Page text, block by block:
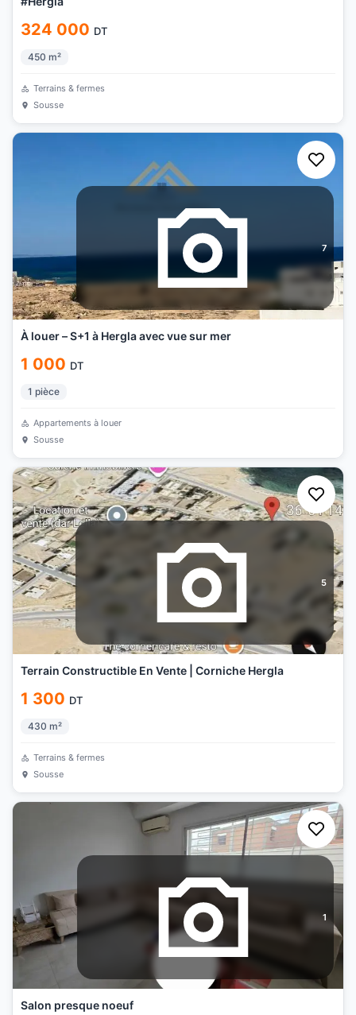
324 000 DT
450 m²
Terrains & fermes
Sousse
7
À louer – S+1 à Hergla avec vue sur mer
1 000 DT
1 pièce
Appartements à louer
Sousse
5
Terrain Constructible En Vente | Corniche Hergla
1 300 DT
430 m²
Terrains & fermes
Sousse
1
Salon presque noeuf